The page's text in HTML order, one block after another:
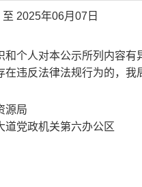
2025年06月07日
和个人对本公示所列内容
在违反法律法规行为的，
源局
道党政机关第六办公区